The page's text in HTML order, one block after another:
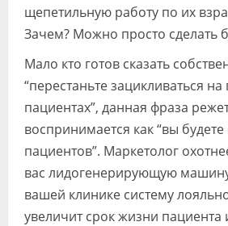
щепетильную работу по их
Зачем? Можно просто сделать
Мало кто готов сказать
“перестаньте зацикливаться
пациентах”, данная фраза
воспринимается как “вы будете
пациентов”. Маркетолог
вас лидогенерирующую
вашей клинике систему
увеличит срок жизни пациента